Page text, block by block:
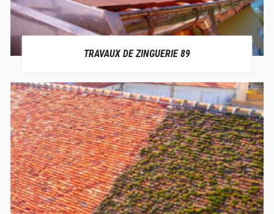
TRAVAUX DE ZINGUERIE 89